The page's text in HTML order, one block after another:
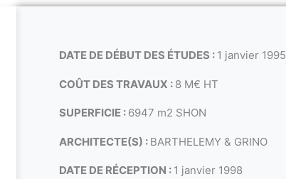
DATE DE DÉBUT DES ÉTUDES : 1 janvier 1995
COÛT DES TRAVAUX : 8 M€ HT
SUPERFICIE : 6947 m2 SHON
ARCHITECTE(S) : BARTHELEMY & GRINO
DATE DE RÉCEPTION : 1 janvier 1998